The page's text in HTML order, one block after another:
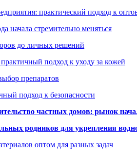
практический подход к
начала стремительно меняться
до личных решений
подход к уходу за кожей
препаратов
подход к безопасности
частных домов: рынок
родников для укрепления
оптом для разных задач